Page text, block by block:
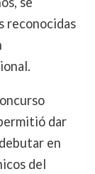
reconocidas
dar
en
del